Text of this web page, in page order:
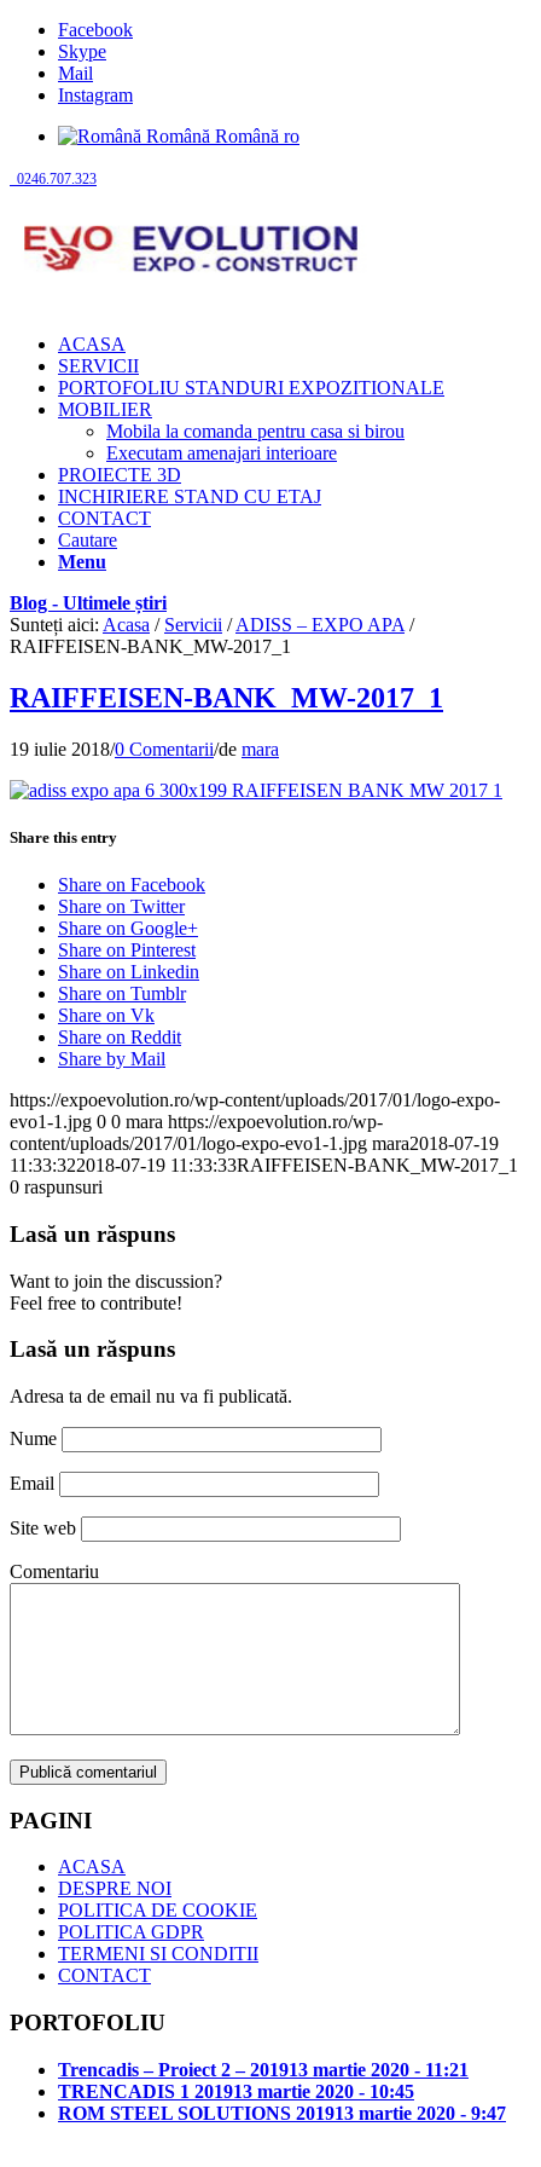
Facebook
Skype
Mail
Instagram
Română Română ro
0246.707.323
ACASA
SERVICII
PORTOFOLIU STANDURI EXPOZITIONALE
MOBILIER
Mobila la comanda pentru casa si birou
Executam amenajari interioare
PROIECTE 3D
INCHIRIERE STAND CU ETAJ
CONTACT
Cautare
Menu
Blog - Ultimele știri
Sunteți aici: Acasa / Servicii / ADISS – EXPO APA /
RAIFFEISEN-BANK_MW-2017_1
RAIFFEISEN-BANK_MW-2017_1
19 iulie 2018/0 Comentarii/de mara
Share this entry
Share on Facebook
Share on Twitter
Share on Google+
Share on Pinterest
Share on Linkedin
Share on Tumblr
Share on Vk
Share on Reddit
Share by Mail
https://expoevolution.ro/wp-content/uploads/2017/01/logo-expo-
evo1-1.jpg 0 0 mara https://expoevolution.ro/wp-
content/uploads/2017/01/logo-expo-evo1-1.jpg mara2018-07-19
11:33:322018-07-19 11:33:33RAIFFEISEN-BANK_MW-2017_1
0 raspunsuri
Lasă un răspuns
Want to join the discussion?
Feel free to contribute!
Lasă un răspuns
Adresa ta de email nu va fi publicată.
Nume
Email
Site web
Comentariu
PAGINI
ACASA
DESPRE NOI
POLITICA DE COOKIE
POLITICA GDPR
TERMENI SI CONDITII
CONTACT
PORTOFOLIU
Trencadis – Proiect 2 – 201913 martie 2020 - 11:21
TRENCADIS 1 201913 martie 2020 - 10:45
ROM STEEL SOLUTIONS 201913 martie 2020 - 9:47